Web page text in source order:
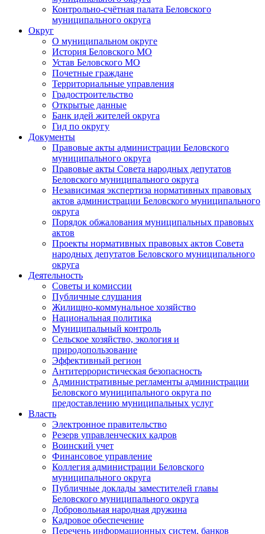
Контрольно-счётная палата Беловского
муниципального округа
Округ
О муниципальном округе
История Беловского МО
Устав Беловского МО
Почетные граждане
Территориальные управления
Градостроительство
Открытые данные
Банк идей жителей округа
Гид по округу
Документы
Правовые акты администрации Беловского
муниципального округа
Правовые акты Совета народных депутатов
Беловского муниципального округа
Независимая экспертиза нормативных правовых
актов администрации Беловского муниципального
округа
Порядок обжалования муниципальных правовых
актов
Проекты нормативных правовых актов Совета
народных депутатов Беловского муниципального
округа
Деятельность
Советы и комиссии
Публичные слушания
Жилищно-коммунальное хозяйство
Национальная политика
Муниципальный контроль
Сельское хозяйство, экология и
природопользование
Эффективный регион
Антитеррористическая безопасность
Административные регламенты администрации
Беловского муниципального округа по
предоставлению муниципальных услуг
Власть
Электронное правительство
Резерв управленческих кадров
Воинский учет
Финансовое управление
Коллегия администрации Беловского
муниципального округа
Публичные доклады заместителей главы
Беловского муниципального округа
Добровольная народная дружина
Кадровое обеспечение
Перечень информационных систем, банков